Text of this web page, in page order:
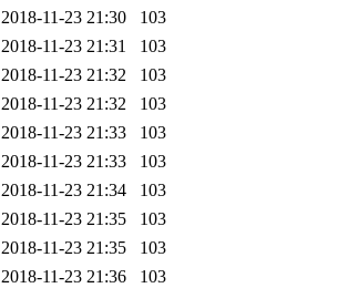
2018-11-23 21:30
103
2018-11-23 21:31
103
2018-11-23 21:32
103
2018-11-23 21:32
103
2018-11-23 21:33
103
2018-11-23 21:33
103
2018-11-23 21:34
103
2018-11-23 21:35
103
2018-11-23 21:35
103
2018-11-23 21:36
103